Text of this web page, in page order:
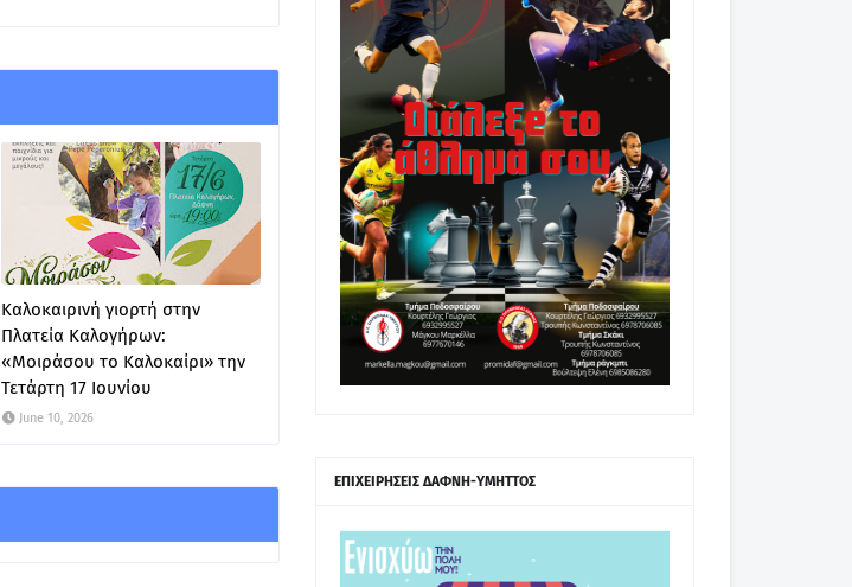
Καλοκαιρινή γιορτή στην
Πλατεία Καλογήρων:
«Μοιράσου το Καλοκαίρι» την
Τετάρτη 17 Ιουνίου
June 10, 2026
ΕΠΙΧΕΙΡΗΣΕΙΣ ΔΑΦΝΗ-ΥΜΗΤΤΟΣ